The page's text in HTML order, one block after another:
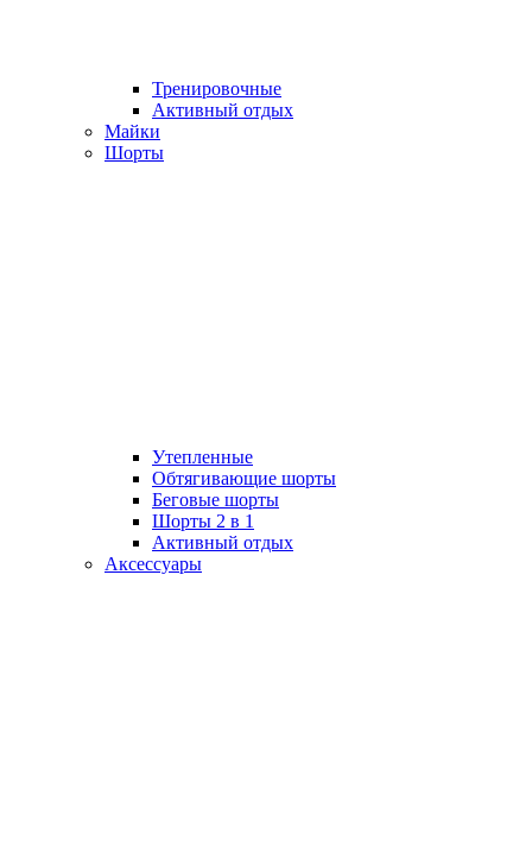
Тренировочные
Активный отдых
Майки
Шорты
Утепленные
Обтягивающие шорты
Беговые шорты
Шорты 2 в 1
Активный отдых
Аксессуары